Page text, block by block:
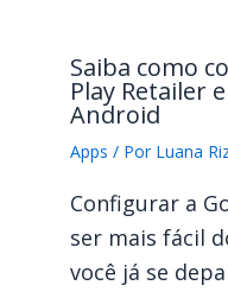
Saiba como
Play Retailer
Android
Apps / Por Luana
Configurar a
ser mais fácil
você já se